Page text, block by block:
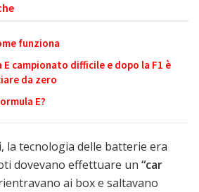
funziona
E campionato difficile e dopo la F1 è
da zero
E?
la tecnologia delle batterie era
dovevano effettuare un “car
ai box e saltavano